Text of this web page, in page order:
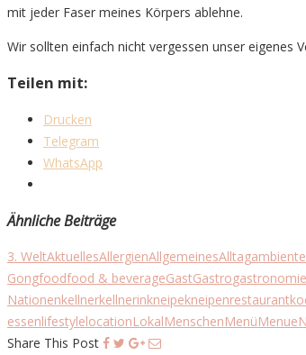
mit jeder Faser meines Körpers ablehne.
Wir sollten einfach nicht vergessen unser eigenes
Teilen mit:
Drucken
Telegram
WhatsApp
Ähnliche Beiträge
3. WeltAktuellesAllergienAllgemeinesAlltagambiente
Gongfoodfood & beverageGastGastrogastronomie
Nationenkellnerkellnerinkneipekneipenrestaurant
essenlifestylelocationLokalMenschenMenüMenue
Share This Post